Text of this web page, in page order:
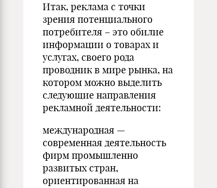
Итак, реклама с точки
зрения потенциального
потребителя – это обилие
информации о товарах и
услугах, своего рода
проводник в мире рынка, на
котором можно выделить
следующие направления
рекламной деятельности:
международная —
современная деятельность
фирм промышленно
развитых стран,
ориентированная на